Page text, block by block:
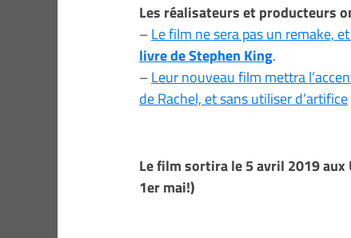
Les réalisateurs et producteurs
–Le film ne sera pas un remake,
livre de Stephen King.
–Leur nouveau film mettra
de Rachel, et sans utiliser d’artifice
Le film sortira le 5 avril 2019 aux
1er mai!)